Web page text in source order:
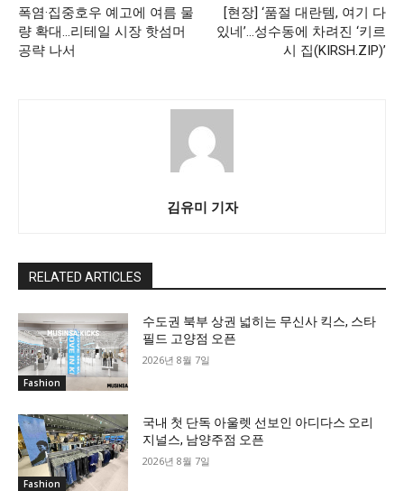
폭염·집중호우 예고에 여름 물
량 확대…리테일 시장 핫섬머
공략 나서
[현장] ‘품절 대란템, 여기 다
있네’…성수동에 차려진 ‘키르
시 집(KIRSH.ZIP)’
김유미 기자
RELATED ARTICLES
Fashion
수도권 북부 상권 넓히는 무신사 킥스, 스타
필드 고양점 오픈
2026년 8월 7일
Fashion
국내 첫 단독 아울렛 선보인 아디다스 오리
지널스, 남양주점 오픈
2026년 8월 7일